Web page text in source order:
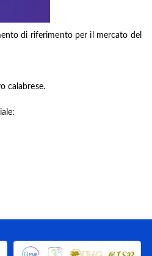
di riferimento per il mercato del
calabrese.